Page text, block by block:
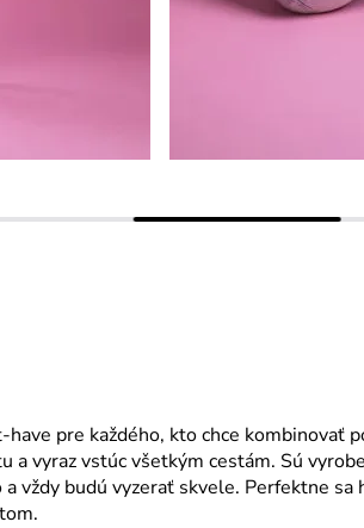
pre každého, kto chce kombinovať
a vyraz vstúc všetkým cestám. Sú
vždy budú vyzerať skvele. Perfektne sa